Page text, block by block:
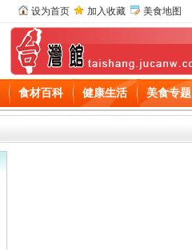
设为首页 加入收藏 美食地图
食材百科 健康生活 美食专题